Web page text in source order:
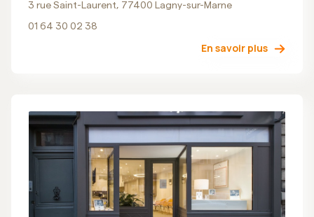
3 rue Saint-Laurent, 77400 Lagny-sur-Marne
01 64 30 02 38
En savoir plus